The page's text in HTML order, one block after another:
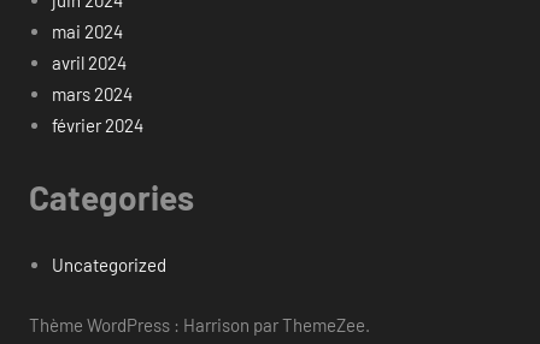
mai 2024
avril 2024
mars 2024
février 2024
Categories
Uncategorized
Thème WordPress : Harrison par ThemeZee.